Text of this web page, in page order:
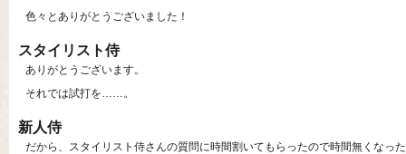
色々とありがとうございました！
スタイリスト侍
ありがとうございます。
それでは試打を……。
新人侍
だから、スタイリスト侍さんの質問に時間割いてもらったので時間無くなっ